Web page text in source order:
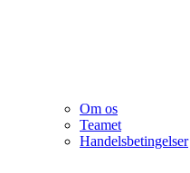
Om os
Teamet
Handelsbetingelser